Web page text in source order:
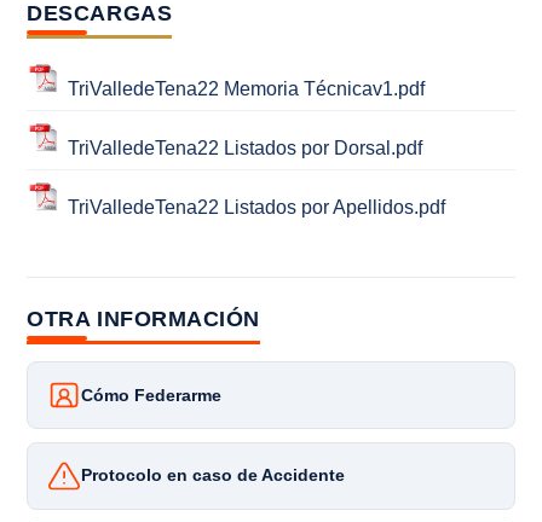
DESCARGAS
TriValledeTena22 Memoria Técnicav1.pdf
TriValledeTena22 Listados por Dorsal.pdf
TriValledeTena22 Listados por Apellidos.pdf
OTRA INFORMACIÓN
Cómo Federarme
Protocolo en caso de Accidente